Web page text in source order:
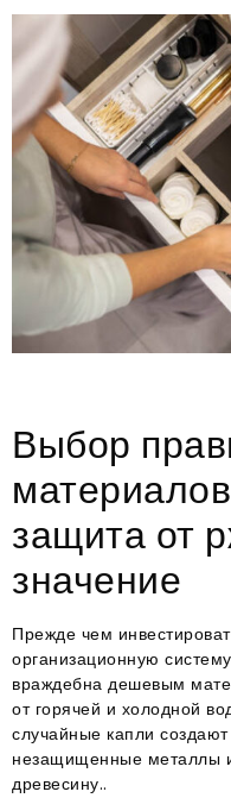
Выбор
защита от
значение
Прежде чем
организационную
враждебна дешевым
от горячей и холодной
случайные капли
незащищенные металлы
древесину..